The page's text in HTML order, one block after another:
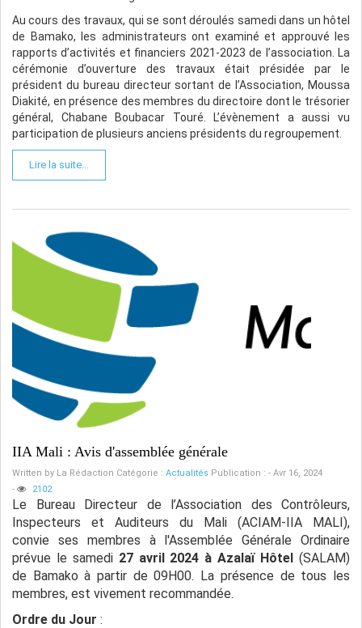
Au cours des travaux, qui se sont déroulés samedi dans un hôtel
de Bamako, les administrateurs ont examiné et approuvé les
rapports d’activités et financiers 2021-2023 de l’association. La
cérémonie d’ouverture des travaux était présidée par le
président du bureau directeur sortant de l’Association, Moussa
Diakité, en présence des membres du directoire dont le trésorier
général, Chabane Boubacar Touré. L’évènement a aussi vu
participation de plusieurs anciens présidents du regroupement.
Lire la suite...
IIA Mali : Avis d'assemblée générale
Written by La Rédaction Catégorie : Actualités Publication : - Avr 16, 2024
-
2102
Le Bureau Directeur de l’Association des Contrôleurs,
Inspecteurs et Auditeurs du Mali (ACIAM-IIA MALI),
convie ses membres à l'Assemblée Générale Ordinaire
prévue le samedi 27 avril 2024 à Azalaï Hôtel (SALAM)
de Bamako à partir de 09H00. La présence de tous les
membres, est vivement recommandée.
Ordre du Jour :